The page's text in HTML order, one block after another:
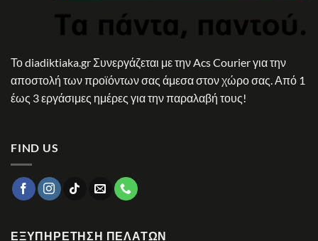
Το diadiktiaka.gr Συνεργάζεται με την Acs Courier για την
αποστολή των προϊόντων σας άμεσα στον χώρο σας. Από 1
έως 3 εργάσιμες ημέρες για την παραλαβή τους!
FIND US
ΕΞΥΠΗΡΈΤΗΣΗ ΠΕΛΑΤΏΝ